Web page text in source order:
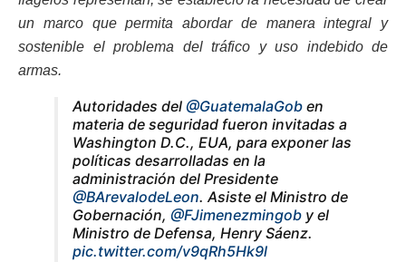
un marco que permita abordar de manera integral y
sostenible el problema del tráfico y uso indebido de
armas.
Autoridades del @GuatemalaGob en
materia de seguridad fueron invitadas a
Washington D.C., EUA, para exponer las
políticas desarrolladas en la
administración del Presidente
@BArevalodeLeon. Asiste el Ministro de
Gobernación, @FJimenezmingob y el
Ministro de Defensa, Henry Sáenz.
pic.twitter.com/v9qRh5Hk9l